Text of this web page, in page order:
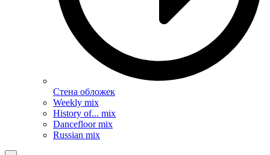
Стена обложек
Weekly mix
History of... mix
Dancefloor mix
Russian mix